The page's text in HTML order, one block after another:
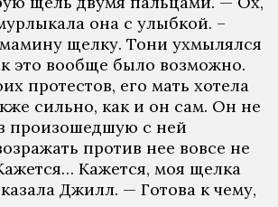
она с улыбкой. –
щелку. Тони ухмылялся
это вообще было возможно.
протестов, его мать хотела
сильно, как и он сам. Он не
произошедшую с ней
против нее вовсе не
Кажется, моя щелка
Джилл. — Готова к чему,